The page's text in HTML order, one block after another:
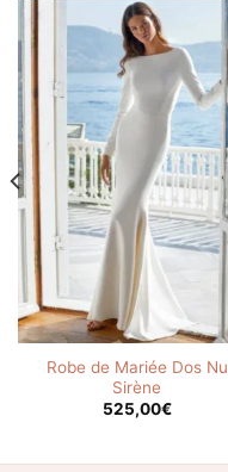
Robe de Mariée Dos Nu
Sirène
525,00€